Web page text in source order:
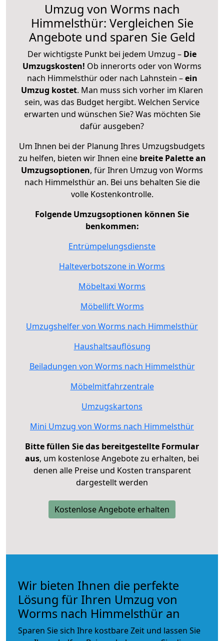
Umzug von Worms nach
Himmelsthür: Vergleichen Sie
Angebote und sparen Sie Geld
Der wichtigste Punkt bei jedem Umzug – Die
Umzugskosten! Ob innerorts oder von Worms
nach Himmelsthür oder nach Lahnstein –ein
Umzug kostet. Man muss sich vorher im Klaren
sein, was das Budget hergibt. Welchen Service
erwarten und wünschen Sie? Was möchten Sie
dafür ausgeben?
Um Ihnen bei der Planung Ihres Umzugsbudgets
zu helfen, bieten wir Ihnen eine breite Palette an
Umzugsoptionen, für Ihren Umzug von Worms
nach Himmelsthür an. Bei uns behalten Sie die
volle Kostenkontrolle.
Folgende Umzugsoptionen können Sie
benkommen:
Entrümpelungsdienste
Halteverbotszone in Worms
Möbeltaxi Worms
Möbellift Worms
Umzugshelfer von Worms nach Himmelsthür
Haushaltsauflösung
Beiladungen von Worms nach Himmelsthür
Möbelmitfahrzentrale
Umzugskartons
Mini Umzug von Worms nach Himmelsthür
Bitte füllen Sie das bereitgestellte Formular
aus, um kostenlose Angebote zu erhalten, bei
denen alle Preise und Kosten transparent
dargestellt werden
Kostenlose Angebote erhalten
Wir bieten Ihnen die perfekte
Lösung für Ihren Umzug von
Worms nach Himmelsthür an
Sparen Sie sich Ihre kostbare Zeit und lassen Sie